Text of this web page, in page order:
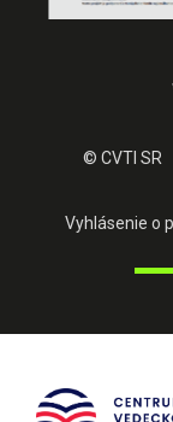
© CVTI SR
Vyhlásenie o